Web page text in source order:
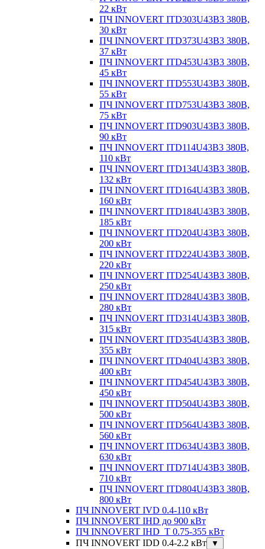
22 кВт
ПЧ INNOVERT ITD303U43B3 380В,
30 кВт
ПЧ INNOVERT ITD373U43B3 380В,
37 кВт
ПЧ INNOVERT ITD453U43B3 380В,
45 кВт
ПЧ INNOVERT ITD553U43B3 380В,
55 кВт
ПЧ INNOVERT ITD753U43B3 380В,
75 кВт
ПЧ INNOVERT ITD903U43B3 380В,
90 кВт
ПЧ INNOVERT ITD114U43B3 380В,
110 кВт
ПЧ INNOVERT ITD134U43B3 380В,
132 кВт
ПЧ INNOVERT ITD164U43B3 380В,
160 кВт
ПЧ INNOVERT ITD184U43B3 380В,
185 кВт
ПЧ INNOVERT ITD204U43B3 380В,
200 кВт
ПЧ INNOVERT ITD224U43B3 380В,
220 кВт
ПЧ INNOVERT ITD254U43B3 380В,
250 кВт
ПЧ INNOVERT ITD284U43B3 380В,
280 кВт
ПЧ INNOVERT ITD314U43B3 380В,
315 кВт
ПЧ INNOVERT ITD354U43B3 380В,
355 кВт
ПЧ INNOVERT ITD404U43B3 380В,
400 кВт
ПЧ INNOVERT ITD454U43B3 380В,
450 кВт
ПЧ INNOVERT ITD504U43B3 380В,
500 кВт
ПЧ INNOVERT ITD564U43B3 380В,
560 кВт
ПЧ INNOVERT ITD634U43B3 380В,
630 кВт
ПЧ INNOVERT ITD714U43B3 380В,
710 кВт
ПЧ INNOVERT ITD804U43B3 380В,
800 кВт
ПЧ INNOVERT IVD 0.4-110 кВт
ПЧ INNOVERT IHD до 900 кВт
ПЧ INNOVERT IHD_T 0.75-355 кВт
ПЧ INNOVERT IDD 0.4-2.2 кВт
▼